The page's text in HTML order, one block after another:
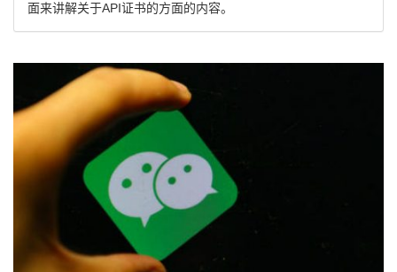
面来讲解关于API证书的方面的内容。